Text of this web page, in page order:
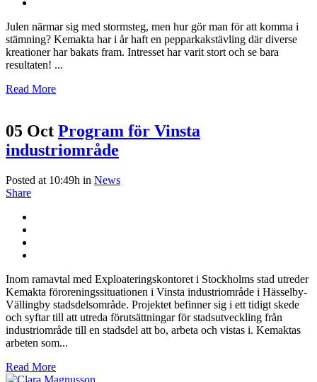
Julen närmar sig med stormsteg, men hur gör man för att komma i
stämning? Kemakta har i år haft en pepparkakstävling där diverse
kreationer har bakats fram. Intresset har varit stort och se bara
resultaten! ...
Read More
05 Oct Program för Vinsta
industriområde
Posted at 10:49h in News
Share
Inom ramavtal med Exploateringskontoret i Stockholms stad utreder
Kemakta föroreningssituationen i Vinsta industriområde i Hässelby-
Vällingby stadsdelsområde. Projektet befinner sig i ett tidigt skede
och syftar till att utreda förutsättningar för stadsutveckling från
industriområde till en stadsdel att bo, arbeta och vistas i. Kemaktas
arbeten som...
Read More